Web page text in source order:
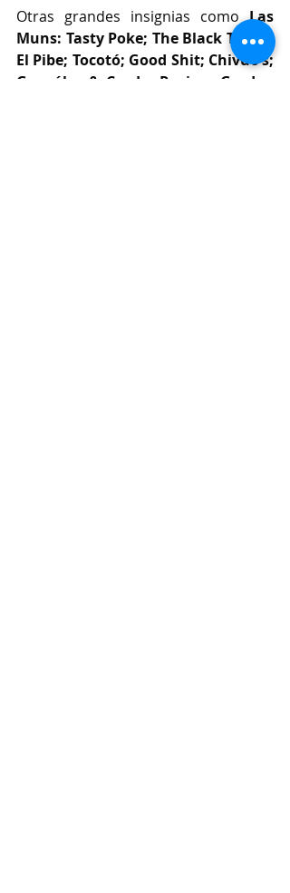
Otras grandes insignias como Las
Muns: Tasty Poke; The Black Turtle;
El Pibe; Tocotó; Good Shit; Chivuo’s;
González & Co; La Regina; Garden